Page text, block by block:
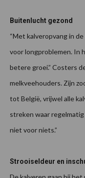
Buitenlucht gezond
“Met kalveropvang in
voor longproblemen. In
betere groei.” Costers
melkveehouders. Zijn
tot België, vrijwel alle
streken waar
niet voor niets.”
Strooiseldeur en